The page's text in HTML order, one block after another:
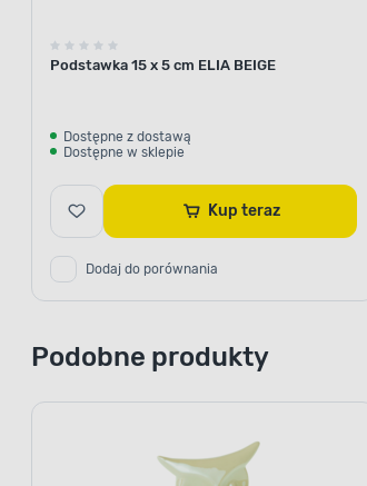
Podstawka 15 x 5 cm ELIA BEIGE
Dostępne z dostawą
Dostępne w sklepie
Kup teraz
Dodaj do porównania
Podobne produkty